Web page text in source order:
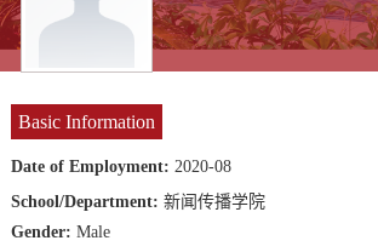
Basic Information
Date of Employment: 2020-08
School/Department: 新闻传播学院
Gender: Male